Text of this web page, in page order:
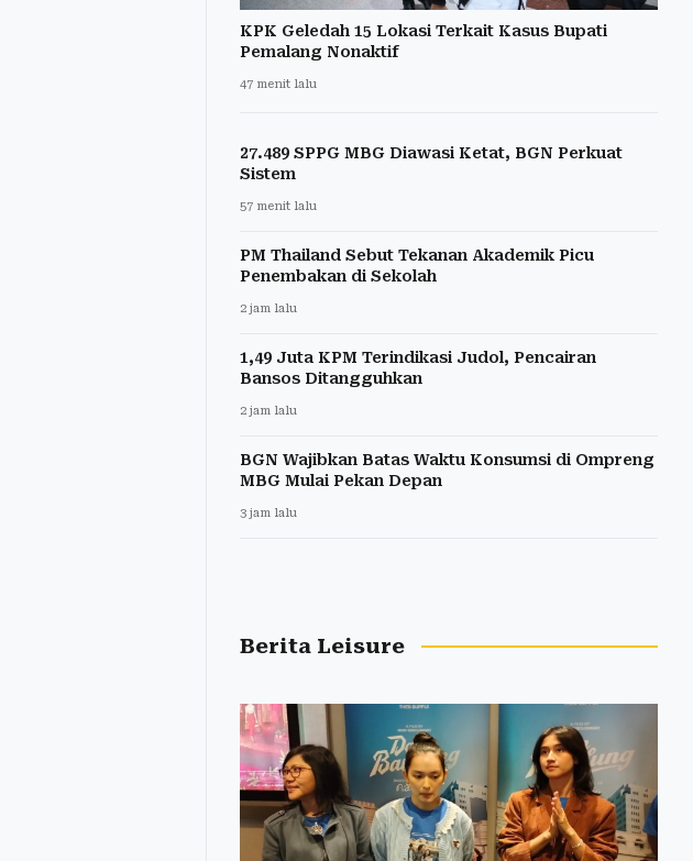
KPK Geledah 15 Lokasi Terkait Kasus Bupati
Pemalang Nonaktif
47 menit lalu
27.489 SPPG MBG Diawasi Ketat, BGN Perkuat
Sistem
57 menit lalu
PM Thailand Sebut Tekanan Akademik Picu
Penembakan di Sekolah
2 jam lalu
1,49 Juta KPM Terindikasi Judol, Pencairan
Bansos Ditangguhkan
2 jam lalu
BGN Wajibkan Batas Waktu Konsumsi di Ompreng
MBG Mulai Pekan Depan
3 jam lalu
Berita Leisure